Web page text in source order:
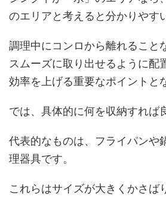
のエリアと考えると分かりやす
調理中にコンロから離れること
スムーズに取り出せるように配
効率を上げる重要なポイントと
では、具体的に何を収納すれば
代表的なものは、フライパンや
理器具です。
これらはサイズが大きくかさば